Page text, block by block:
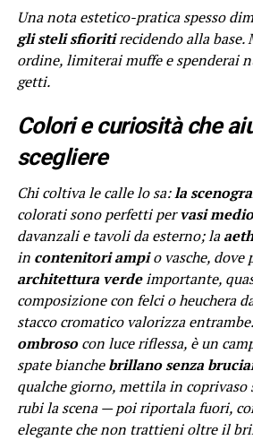
Una nota estetico-pratica spesso
gli steli sfioritirecidendo alla base.
ordine, limiterai muffe e spenderai
getti.
Colori e curiosità che
scegliere
Chi coltiva le calle lo sa:la
colorati sono perfetti pervasi
davanzali e tavoli da esterno; la
in contenitori ampio vasche, dove
architettura verdeimportante,
composizione con felci o heuchera
stacco cromatico valorizza
ombrosocon luce riflessa, è un
spate bianchebrillano senza
qualche giorno, mettila in coprivaso
rubi la scena — poi riportala fuori,
elegante che non trattieni oltre il